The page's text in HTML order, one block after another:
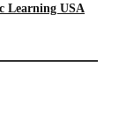
Learning USA